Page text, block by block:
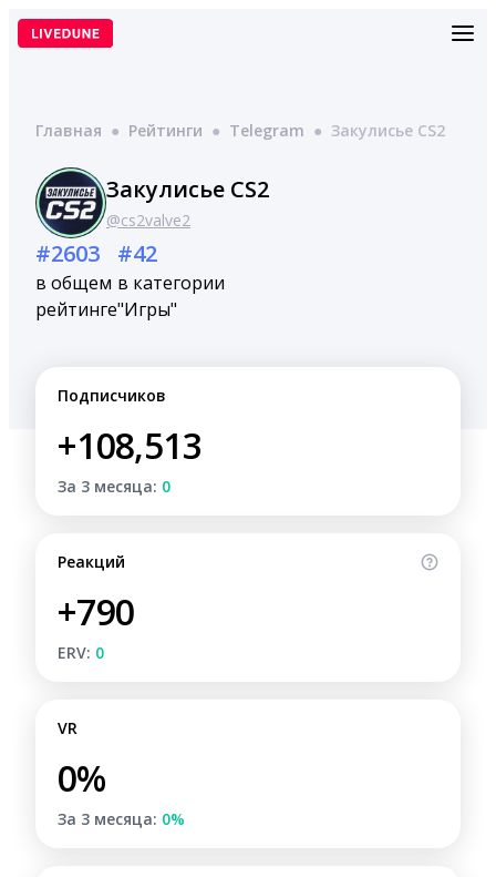
Перейти
Главная ● Рейтинги ● Telegram ● Закулисье CS2
Закулисье CS2
@cs2valve2
#2603
в общем
рейтинге
#42
в категории
"Игры"
Подписчиков
+108,513
За 3 месяца: 0
Реакций
+790
ERV: 0
VR
0%
За 3 месяца: 0%